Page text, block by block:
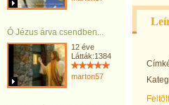
Ó Jézus árva csendben...
12 éve
Látták:1384
marton57